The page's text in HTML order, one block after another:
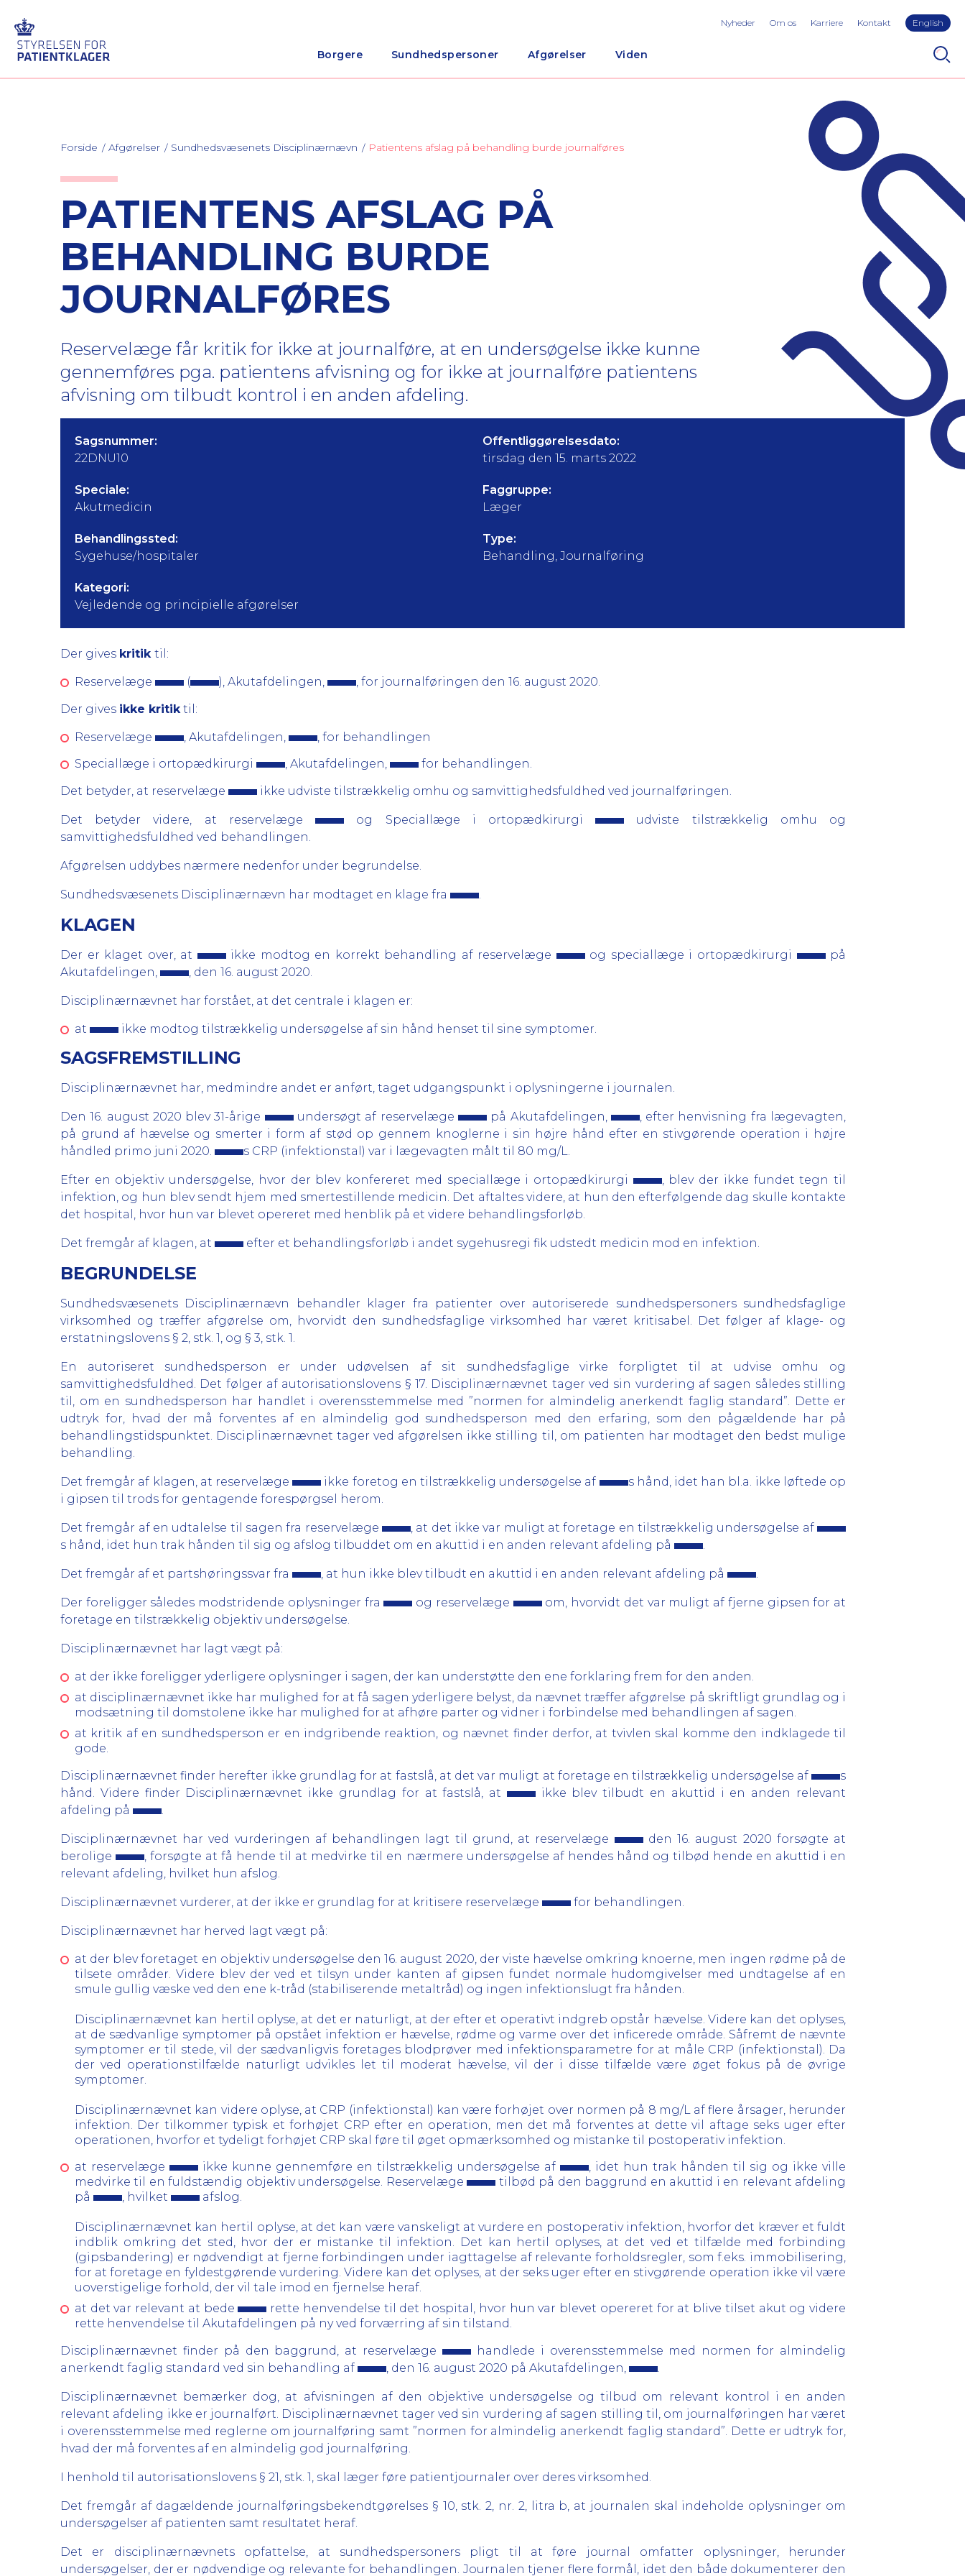
Borgere Sundhedspersoner Afgørelser Viden
Nyheder Om os Karriere Kontakt English
Forside Afgørelser Sundhedsvæsenets Disciplinærnævn Patientens afslag på behandling burde journalføres
PATIENTENS AFSLAG PÅ
BEHANDLING BURDE
JOURNALFØRES
Reservelæge får kritik for ikke at journalføre, at en undersøgelse ikke kunne
gennemføres pga. patientens afvisning og for ikke at journalføre patientens
afvisning om tilbudt kontrol i en anden afdeling.
Sagsnummer:
22DNU10
Offentliggørelsesdato:
tirsdag den 15. marts 2022
Speciale:
Akutmedicin
Faggruppe:
Læger
Behandlingssted:
Sygehuse/hospitaler
Type:
Behandling, Journalføring
Kategori:
Vejledende og principielle afgørelser
Der gives kritik til:
Reservelæge ( ), Akutafdelingen,
, for journalføringen den 16. august 2020.
Der gives ikke kritiktil:
Reservelæge , Akutafdelingen,
, for behandlingen
Speciallæge i ortopædkirurgi
, Akutafdelingen,
for behandlingen.
Det betyder, at reservelæge
ikke udviste tilstrækkelig omhu og samvittighedsfuldhed ved journalføringen.
Det betyder videre, at reservelæge og Speciallæge i ortopædkirurgi
udviste tilstrækkelig omhu og
samvittighedsfuldhed ved behandlingen.
Afgørelsen uddybes nærmere nedenfor under begrundelse.
Sundhedsvæsenets Disciplinærnævn har modtaget en klage fra .
KLAGEN
Der er klaget over, at ikke modtog en korrekt behandling af reservelæge og speciallæge i ortopædkirurgi
på
Akutafdelingen,
, den 16. august 2020.
Disciplinærnævnet har forstået, at det centrale i klagen er:
at ikke modtog tilstrækkelig undersøgelse af sin hånd henset til sine symptomer.
SAGSFREMSTILLING
Disciplinærnævnet har, medmindre andet er anført, taget udgangspunkt i oplysningerne i journalen.
Den 16. august 2020 blev 31-årige undersøgt af reservelæge på Akutafdelingen,
, efter henvisning fra lægevagten,
på grund af hævelse og smerter i form af stød op gennem knoglerne i sin højre hånd efter en stivgørende operation i højre
håndled primo juni 2020.
s CRP (infektionstal) var i lægevagten målt til 80 mg/L.
Efter en objektiv undersøgelse, hvor der blev konfereret med speciallæge i ortopædkirurgi
, blev der ikke fundet tegn til
infektion, og hun blev sendt hjem med smertestillende medicin. Det aftaltes videre, at hun den efterfølgende dag skulle kontakte
det hospital, hvor hun var blevet opereret med henblik på et videre behandlingsforløb.
Det fremgår af klagen, at efter et behandlingsforløb i andet sygehusregi fik udstedt medicin mod en infektion.
BEGRUNDELSE
Sundhedsvæsenets Disciplinærnævn behandler klager fra patienter over autoriserede sundhedspersoners sundhedsfaglige
virksomhed og træffer afgørelse om, hvorvidt den sundhedsfaglige virksomhed har været kritisabel. Det følger af klage- og
erstatningslovens § 2, stk. 1, og § 3, stk. 1.
En autoriseret sundhedsperson er under udøvelsen af sit sundhedsfaglige virke forpligtet til at udvise omhu og
samvittighedsfuldhed. Det følger af autorisationslovens § 17. Disciplinærnævnet tager ved sin vurdering af sagen således stilling
til, om en sundhedsperson har handlet i overensstemmelse med ”normen for almindelig anerkendt faglig standard”. Dette er
udtryk for, hvad der må forventes af en almindelig god sundhedsperson med den erfaring, som den pågældende har på
behandlingstidspunktet. Disciplinærnævnet tager ved afgørelsen ikke stilling til, om patienten har modtaget den bedst mulige
behandling.
Det fremgår af klagen, at reservelæge ikke foretog en tilstrækkelig undersøgelse af
s hånd, idet han bl.a. ikke løftede op
i gipsen til trods for gentagende forespørgsel herom.
Det fremgår af en udtalelse til sagen fra reservelæge
, at det ikke var muligt at foretage en tilstrækkelig undersøgelse af
s hånd, idet hun trak hånden til sig og afslog tilbuddet om en akuttid i en anden relevant afdeling på
.
Det fremgår af et partshøringssvar fra , at hun ikke blev tilbudt en akuttid i en anden relevant afdeling på .
Der foreligger således modstridende oplysninger fra og reservelæge
om, hvorvidt det var muligt af fjerne gipsen for at
foretage en tilstrækkelig objektiv undersøgelse.
Disciplinærnævnet har lagt vægt på:
at der ikke foreligger yderligere oplysninger i sagen, der kan understøtte den ene forklaring frem for den anden.
at disciplinærnævnet ikke har mulighed for at få sagen yderligere belyst, da nævnet træffer afgørelse på skriftligt grundlag og i
modsætning til domstolene ikke har mulighed for at afhøre parter og vidner i forbindelse med behandlingen af sagen.
at kritik af en sundhedsperson er en indgribende reaktion, og nævnet finder derfor, at tvivlen skal komme den indklagede til
gode.
Disciplinærnævnet finder herefter ikke grundlag for at fastslå, at det var muligt at foretage en tilstrækkelig undersøgelse af
s
hånd. Videre finder Disciplinærnævnet ikke grundlag for at fastslå, at
ikke blev tilbudt en akuttid i en anden relevant
afdeling på
.
Disciplinærnævnet har ved vurderingen af behandlingen lagt til grund, at reservelæge
den 16. august 2020 forsøgte at
berolige
, forsøgte at få hende til at medvirke til en nærmere undersøgelse af hendes hånd og tilbød hende en akuttid i en
relevant afdeling, hvilket hun afslog.
Disciplinærnævnet vurderer, at der ikke er grundlag for at kritisere reservelæge for behandlingen.
Disciplinærnævnet har herved lagt vægt på:
at der blev foretaget en objektiv undersøgelse den 16. august 2020, der viste hævelse omkring knoerne, men ingen rødme på de
tilsete områder. Videre blev der ved et tilsyn under kanten af gipsen fundet normale hudomgivelser med undtagelse af en
smule gullig væske ved den ene k-tråd (stabiliserende metaltråd) og ingen infektionslugt fra hånden.
Disciplinærnævnet kan hertil oplyse, at det er naturligt, at der efter et operativt indgreb opstår hævelse. Videre kan det oplyses,
at de sædvanlige symptomer på opstået infektion er hævelse, rødme og varme over det inficerede område. Såfremt de nævnte
symptomer er til stede, vil der sædvanligvis foretages blodprøver med infektionsparametre for at måle CRP (infektionstal). Da
der ved operationstilfælde naturligt udvikles let til moderat hævelse, vil der i disse tilfælde være øget fokus på de øvrige
symptomer.
Disciplinærnævnet kan videre oplyse, at CRP (infektionstal) kan være forhøjet over normen på 8 mg/L af flere årsager, herunder
infektion. Der tilkommer typisk et forhøjet CRP efter en operation, men det må forventes at dette vil aftage seks uger efter
operationen, hvorfor et tydeligt forhøjet CRP skal føre til øget opmærksomhed og mistanke til postoperativ infektion.
at reservelæge
ikke kunne gennemføre en tilstrækkelig undersøgelse af
, idet hun trak hånden til sig og ikke ville
medvirke til en fuldstændig objektiv undersøgelse. Reservelæge
tilbød på den baggrund en akuttid i en relevant afdeling
på
, hvilket afslog.
Disciplinærnævnet kan hertil oplyse, at det kan være vanskeligt at vurdere en postoperativ infektion, hvorfor det kræver et fuldt
indblik omkring det sted, hvor der er mistanke til infektion. Det kan hertil oplyses, at det ved et tilfælde med forbinding
(gipsbandering) er nødvendigt at fjerne forbindingen under iagttagelse af relevante forholdsregler, som f.eks. immobilisering,
for at foretage en fyldestgørende vurdering. Videre kan det oplyses, at der seks uger efter en stivgørende operation ikke vil være
uoverstigelige forhold, der vil tale imod en fjernelse heraf.
at det var relevant at bede
rette henvendelse til det hospital, hvor hun var blevet opereret for at blive tilset akut og videre
rette henvendelse til Akutafdelingen på ny ved forværring af sin tilstand.
Disciplinærnævnet finder på den baggrund, at reservelæge
handlede i overensstemmelse med normen for almindelig
anerkendt faglig standard ved sin behandling af
, den 16. august 2020 på Akutafdelingen, .
Disciplinærnævnet bemærker dog, at afvisningen af den objektive undersøgelse og tilbud om relevant kontrol i en anden
relevant afdeling ikke er journalført. Disciplinærnævnet tager ved sin vurdering af sagen stilling til, om journalføringen har været
i overensstemmelse med reglerne om journalføring samt ”normen for almindelig anerkendt faglig standard”. Dette er udtryk for,
hvad der må forventes af en almindelig god journalføring.
I henhold til autorisationslovens § 21, stk. 1, skal læger føre patientjournaler over deres virksomhed.
Det fremgår af dagældende journalføringsbekendtgørelses § 10, stk. 2, nr. 2, litra b, at journalen skal indeholde oplysninger om
undersøgelser af patienten samt resultatet heraf.
Det er disciplinærnævnets opfattelse, at sundhedspersoners pligt til at føre journal omfatter oplysninger, herunder
undersøgelser, der er nødvendige og relevante for behandlingen. Journalen tjener flere formål, idet den både dokumenterer den